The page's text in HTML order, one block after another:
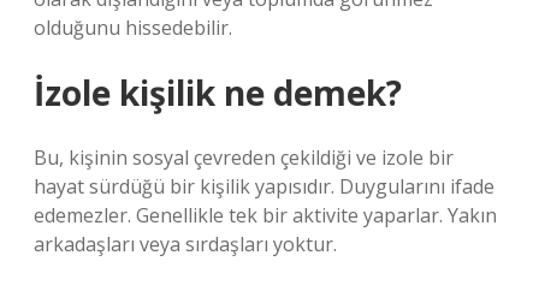
olduğunu hissedebilir.
İzole kişilik ne demek?
Bu, kişinin sosyal çevreden çekildiği ve izole bir
hayat sürdüğü bir kişilik yapısıdır. Duygularını ifade
edemezler. Genellikle tek bir aktivite yaparlar. Yakın
arkadaşları veya sırdaşları yoktur.